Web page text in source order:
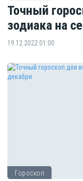
Точный
зодиака на
19.12.2022 01:00
Гороскоп